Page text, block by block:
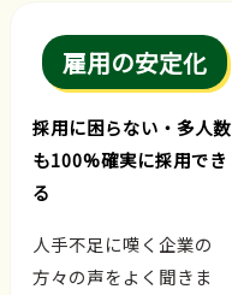
雇用の安定化
採用に困らない・多人数
も100%確実に採用でき
る
人手不足に嘆く企業の
方々の声をよく聞きま